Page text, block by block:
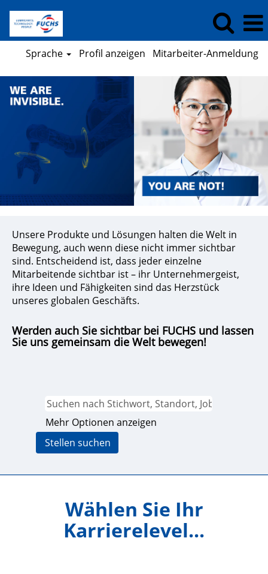
Sprache Profil anzeigen Mitarbeiter-Anmeldung
Unsere Produkte und Lösungen halten die Welt in
Bewegung, auch wenn diese nicht immer sichtbar
sind. Entscheidend ist, dass jeder einzelne
Mitarbeitende sichtbar ist – ihr Unternehmergeist,
ihre Ideen und Fähigkeiten sind das Herzstück
unseres globalen Geschäfts.
Werden auch Sie sichtbar bei FUCHS und lassen
Sie uns gemeinsam die Welt bewegen!
Mehr Optionen anzeigen
Wählen Sie Ihr
Karrierelevel...